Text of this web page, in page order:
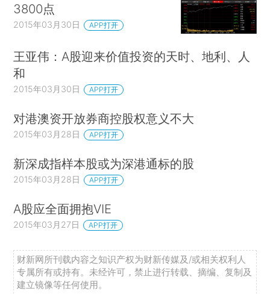
3800点
2015年03月30日 APP打开
王亚伟：A股迎来价值投资的天时、地利、人
和
2015年03月30日 APP打开
对港澳资开放券商控股权意义不大
2015年03月28日 APP打开
新深成指样本股或为深港通标的股
2015年03月28日 APP打开
A股应全面拥抱VIE
2015年03月27日 APP打开
财新网所刊载内容之知识产权为财新传媒及/或相关权利人
专属所有或持有。未经许可，禁止进行转载、摘编、复制及
建立镜像等任何使用。